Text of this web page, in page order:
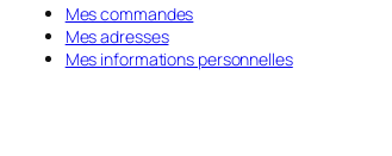
Mes commandes
Mes adresses
Mes informations personnelles